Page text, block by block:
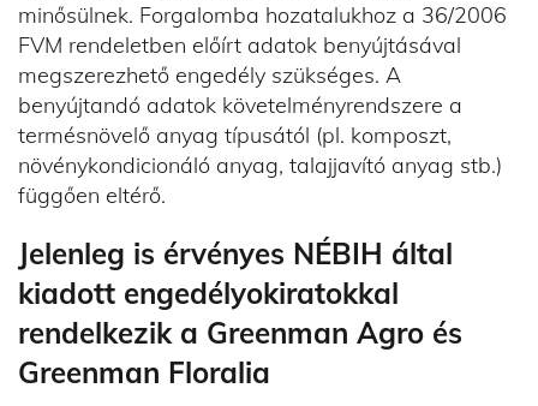
minősülnek. Forgalomba hozatalukhoz a 36/2006
FVM rendeletben előírt adatok benyújtásával
megszerezhető engedély szükséges. A
benyújtandó adatok követelményrendszere a
termésnövelő anyag típusától (pl. komposzt,
növénykondicionáló anyag, talajjavító anyag stb.)
függően eltérő.
Jelenleg is érvényes NÉBIH által
kiadott engedélyokiratokkal
rendelkezik a Greenman Agro és
Greenman Floralia